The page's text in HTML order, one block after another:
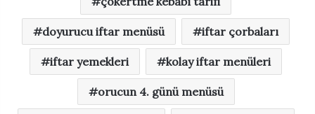
doyurucu iftar menüsü iftar çorbaları
iftar yemekleri kolay iftar menüleri
orucun 4. günü menüsü